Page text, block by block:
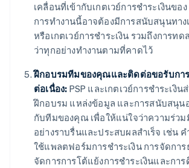
เคลื่อนที่เข้ากับเกตเวย์การชำระเงินขอ
การทำงานนี้อาจต้องมีการสนับสนุนทาง
หรือเกตเวย์การชำระเงิน รวมถึงการท
ว่าทุกอย่างทำงานตามที่คาดไว้
ฝึกอบรมทีมของคุณและติดต่อขอรับกา
ต่อเนื่อง: PSP และเกตเวย์การชำระเงิ
ฝึกอบรม แหล่งข้อมูล และการสนับสนุน
กับทีมของคุณ เพื่อให้แน่ใจว่าความร่วม
อย่างราบรื่นและประสบผลสำเร็จ เช่น
ใช้แพลตฟอร์มการชำระเงิน การจัดการ
จัดการการโต้แย้งการชำระเงินและการ